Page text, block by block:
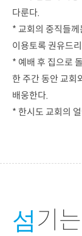
다룬다.
* 교회의 중직들
이용토록 권유드
* 예배 후 집으로
한 주간 동안 교회
배웅한다.
* 한시도 교회의
섬 기